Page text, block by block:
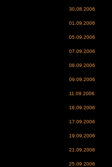
30.08.2006
01.09.2006
05.09.2006
07.09.2006
08.09.2006
09.09.2006
11.09.2006
16.09.2006
17.09.2006
19.09.2006
21.09.2006
25.09.2006